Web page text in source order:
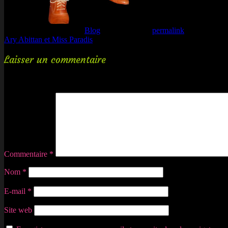
Blog permalink
Ary Abittan et Miss Paradis
Laisser un commentaire
Commentaire *
Nom *
E-mail *
Site web